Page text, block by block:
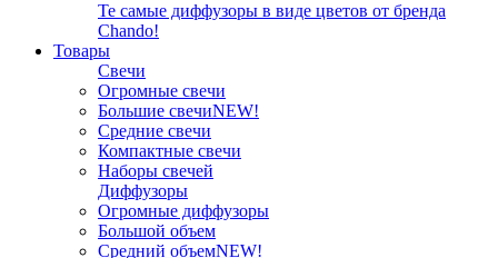
Те самые диффузоры в виде цветов от бренда
Chando!
Товары
Свечи
Огромные свечи
Большие свечиNEW!
Средние свечи
Компактные свечи
Наборы свечей
Диффузоры
Огромные диффузоры
Большой объем
Средний объемNEW!